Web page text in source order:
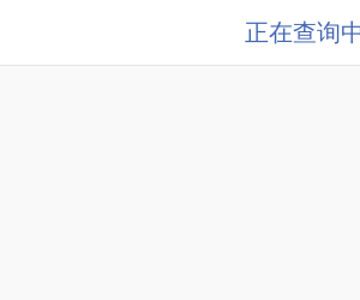
正在查询